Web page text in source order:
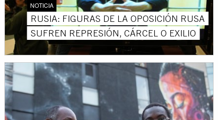
NOTICIA
RUSIA: FIGURAS DE LA OPOSICIÓN RUSA
SUFREN REPRESIÓN, CÁRCEL O EXILIO